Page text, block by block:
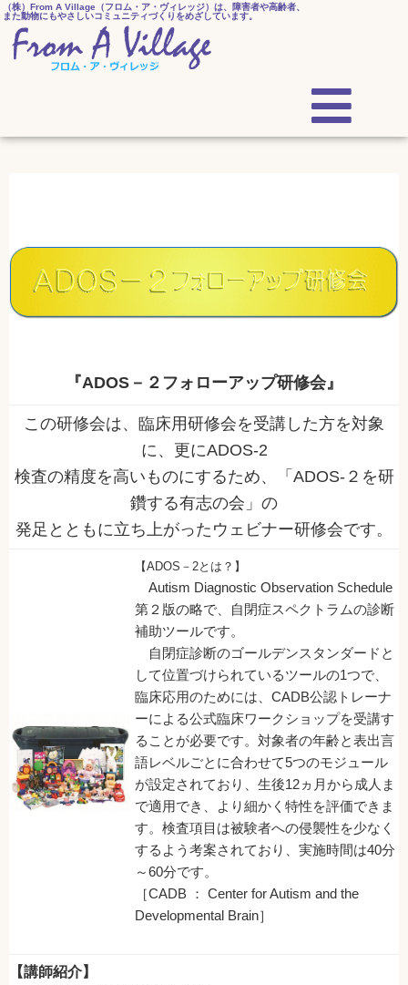
（株）From A Village（フロム・ア・ヴィレッジ）は、障害者や高齢者、
また動物にもやさしいコミュニティづくりをめざしています。
『ADOS－２フォローアップ研修会』
この研修会は、臨床用研修会を受講した方を対象
に、更にADOS-2
検査の精度を高いものにするため、「ADOS-２を研
鑽する有志の会」の
発足とともに立ち上がったウェビナー研修会です。
【ADOS－2とは？】
Autism Diagnostic Observation Schedule
第２版の略で、自閉症スペクトラムの診断
補助ツールです。
自閉症診断のゴールデンスタンダードと
して位置づけられているツールの1つで、
臨床応用のためには、CADB公認トレーナ
ーによる公式臨床ワークショップを受講す
ることが必要です。対象者の年齢と表出言
語レベルごとに合わせて5つのモジュール
が設定されており、生後12ヵ月から成人ま
で適用でき、より細かく特性を評価できま
す。検査項目は被験者への侵襲性を少なく
するよう考案されており、実施時間は40分
～60分です。
［CADB ： Center for Autism and the
Developmental Brain］
【講師紹介】